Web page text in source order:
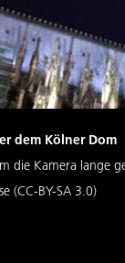
dem Kölner Dom
die Kamera lange
(CC-BY-SA 3.0)